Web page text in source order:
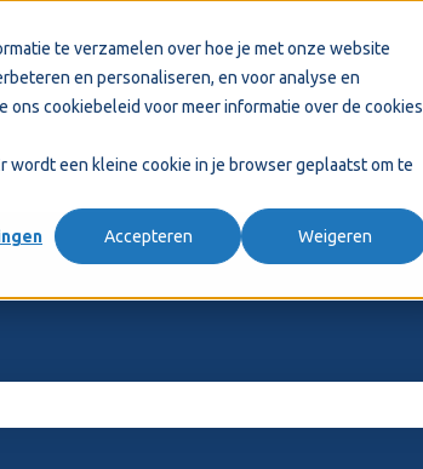
te verzamelen over hoe je met onze website
en personaliseren, en voor analyse en
ons cookiebeleid voor meer informatie over de cookies
een kleine cookie in je browser geplaatst om te
Accepteren Weigeren